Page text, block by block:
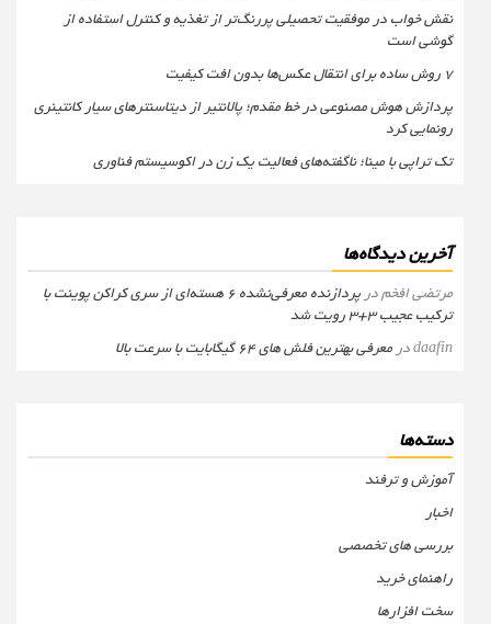
نقش خواب در موفقیت تحصیلی پررنگ‌تر از تغذیه و کنترل استفاده از
گوشی است
پردازش هوش مصنوعی در خط مقدم؛ پالانتیر از دیتاسنترهای سیار کانتینری
رونمایی کرد
تک تراپی با مینا؛ ناگفته‌های فعالیت یک زن در اکوسیستم فناوری
آخرین دیدگاه‌ها
مرتضی افخمدر
پردازنده معرفی‌نشده 6 هسته‌ای از سری کراکن پوینت با
ترکیب عجیب 3+3 رویت شد
daafinدرمعرفی بهترین فلش های 64 گیگابایت با سرعت بالا
دسته‌ها
آموزش و ترفند
اخبار
بررسی های تخصصی
راهنمای خرید
سخت افزارها